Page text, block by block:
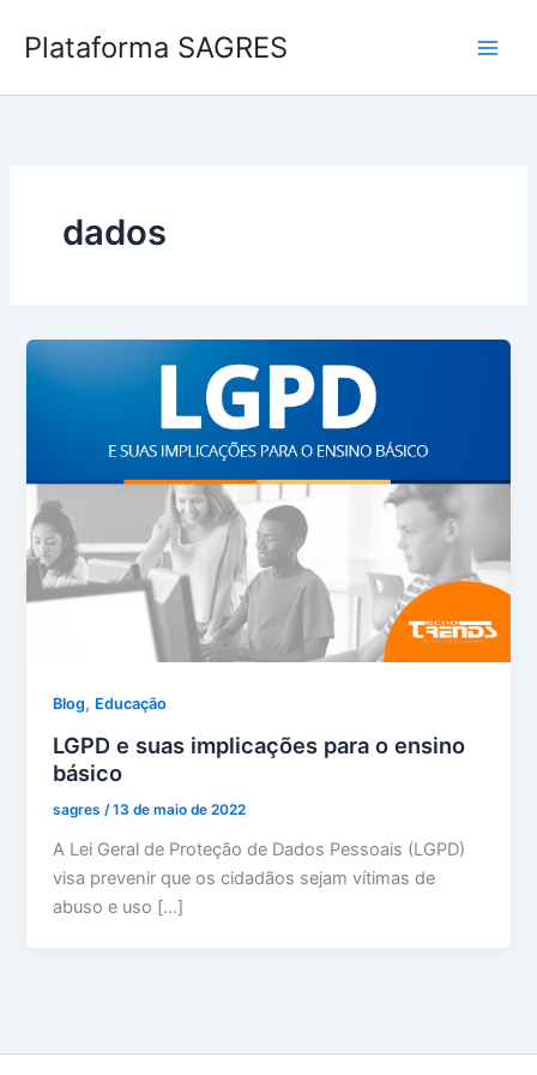
para
conteúdo
Plataforma SAGRES
dados
Blog, Educação
LGPD e suas implicações para o ensino
básico
sagres/13 de maio de 2022
A Lei Geral de Proteção de Dados Pessoais (LGPD)
visa prevenir que os cidadãos sejam vítimas de
abuso e uso […]